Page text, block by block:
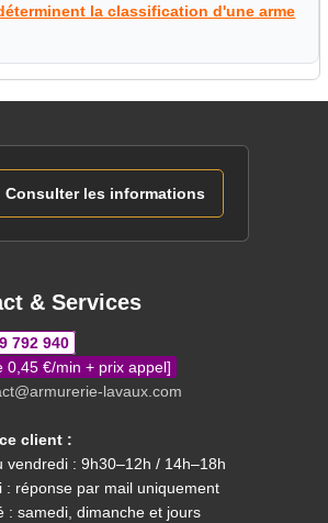
la classification d'une arme
Consulter les informations
& Services
792 940
0,45 €/min + prix appel]
lavaux.com
client :
vendredi : 9h30–12h / 14h–18h
réponse par mail uniquement
: samedi, dimanche et jours